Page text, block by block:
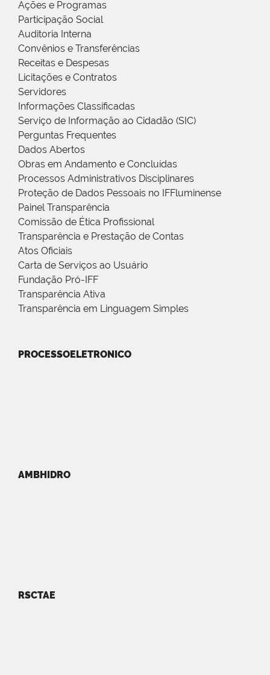
Ações e Programas
Participação Social
Auditoria Interna
Convênios e Transferências
Receitas e Despesas
Licitações e Contratos
Servidores
Informações Classificadas
Serviço de Informação ao Cidadão (SIC)
Perguntas Frequentes
Dados Abertos
Obras em Andamento e Concluídas
Processos Administrativos Disciplinares
Proteção de Dados Pessoais no IFFluminense
Painel Transparência
Comissão de Ética Profissional
Transparência e Prestação de Contas
Atos Oficiais
Carta de Serviços ao Usuário
Fundação Pró-IFF
Transparência Ativa
Transparência em Linguagem Simples
PROCESSOELETRONICO
AMBHIDRO
RSCTAE